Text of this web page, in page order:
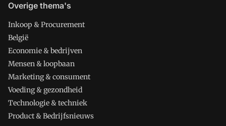
Overige thema's
Inkoop & Procurement
België
Economie & bedrijven
Mensen & loopbaan
Marketing & consument
Voeding & gezondheid
Technologie & techniek
Product & Bedrijfsnieuws